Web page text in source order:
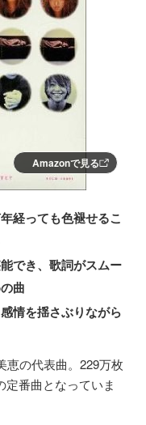
Amazonで見る
経っても色褪せるこ
でき、歌詞がスムー
曲
情を揺さぶりながら
恵の代表曲。229万枚
番曲となっていま